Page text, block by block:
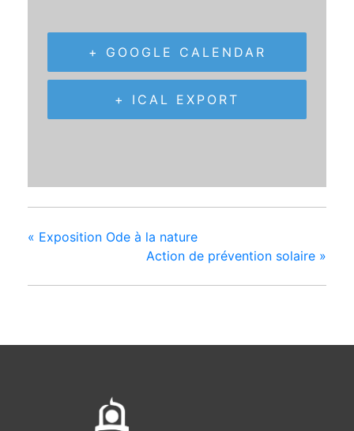
+ GOOGLE CALENDAR
+ ICAL EXPORT
« Exposition Ode à la nature
Action de prévention solaire »